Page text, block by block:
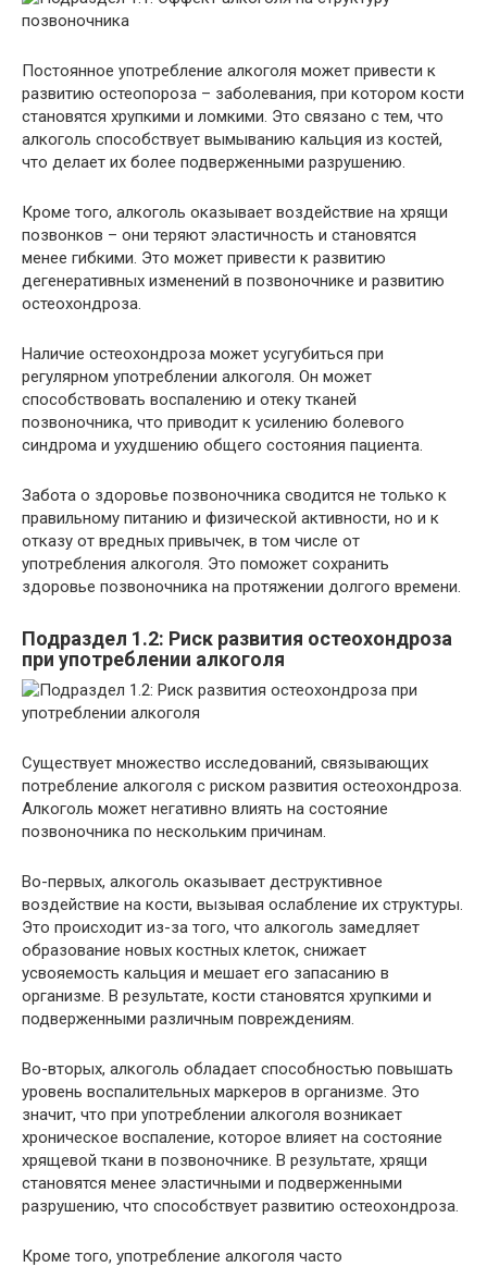
Постоянное употребление алкоголя может привести к
развитию остеопороза – заболевания, при котором кости
становятся хрупкими и ломкими. Это связано с тем, что
алкоголь способствует вымыванию кальция из костей,
что делает их более подверженными разрушению.
Кроме того, алкоголь оказывает воздействие на хрящи
позвонков – они теряют эластичность и становятся
менее гибкими. Это может привести к развитию
дегенеративных изменений в позвоночнике и развитию
остеохондроза.
Наличие остеохондроза может усугубиться при
регулярном употреблении алкоголя. Он может
способствовать воспалению и отеку тканей
позвоночника, что приводит к усилению болевого
синдрома и ухудшению общего состояния пациента.
Забота о здоровье позвоночника сводится не только к
правильному питанию и физической активности, но и к
отказу от вредных привычек, в том числе от
употребления алкоголя. Это поможет сохранить
здоровье позвоночника на протяжении долгого времени.
Подраздел 1.2: Риск развития остеохондроза
при употреблении алкоголя
Существует множество исследований, связывающих
потребление алкоголя с риском развития остеохондроза.
Алкоголь может негативно влиять на состояние
позвоночника по нескольким причинам.
Во-первых, алкоголь оказывает деструктивное
воздействие на кости, вызывая ослабление их структуры.
Это происходит из-за того, что алкоголь замедляет
образование новых костных клеток, снижает
усвояемость кальция и мешает его запасанию в
организме. В результате, кости становятся хрупкими и
подверженными различным повреждениям.
Во-вторых, алкоголь обладает способностью повышать
уровень воспалительных маркеров в организме. Это
значит, что при употреблении алкоголя возникает
хроническое воспаление, которое влияет на состояние
хрящевой ткани в позвоночнике. В результате, хрящи
становятся менее эластичными и подверженными
разрушению, что способствует развитию остеохондроза.
Кроме того, употребление алкоголя часто